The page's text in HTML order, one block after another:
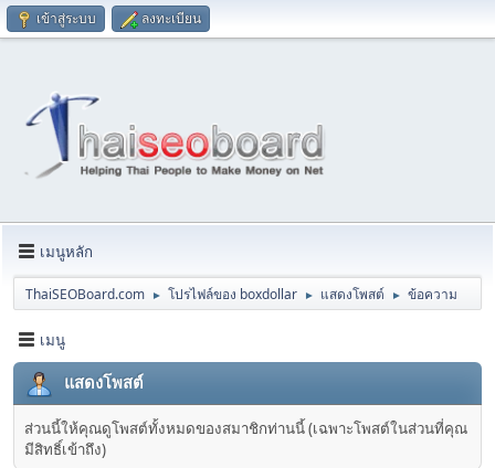
เข้าสู่ระบบ ลงทะเบียน
เมนูหลัก
ThaiSEOBoard.com ► โปรไฟล์ของ boxdollar ► แสดงโพสต์ ► ข้อความ
เมนู
แสดงโพสต์
ส่วนนี้ให้คุณดูโพสต์ทั้งหมดของสมาชิกท่านนี้ (เฉพาะโพสต์ในส่วนที่คุณ
มีสิทธิ์เข้าถึง)